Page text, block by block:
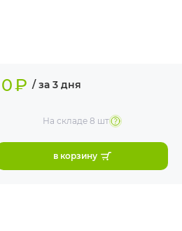
₽ / за 3 дня
На складе8 шт
в корзину